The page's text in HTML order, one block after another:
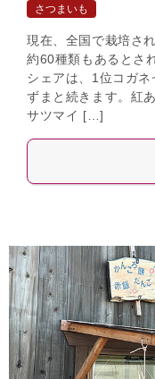
さつまいも
現在、全国で栽培さ
約60種類もあるとさ
シェアは、1位コガ
ずまと続きます。紅
サツマイ […]